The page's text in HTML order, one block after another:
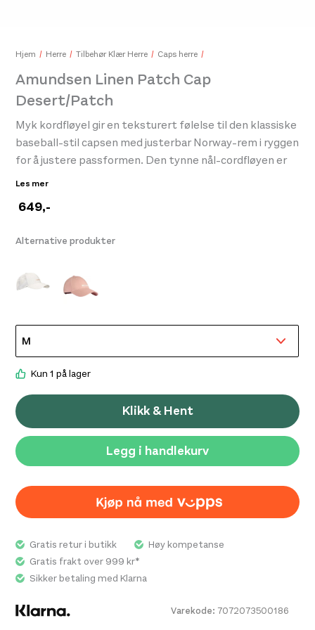
Amundsen Norgesreima Belt Norge
449,-
Hjem Herre Tilbehør Klær Herre Caps herre
Amundsen Linen Patch Cap
Desert/Patch
649,-
Myk kordfløyel gir en teksturert følelse til den klassiske
baseball-stil capsen med justerbar Norway-rem i ryggen
for å justere passformen. Den tynne nål-cordfløyen er
laget av 100% bomull.
Kun 1 på lager
Klikk & Hent
Legg i handlekurv
Varekode: 7072073500186
Alternative produkter
Les mer
Gratis retur i butikk
Høy kompetanse
Gratis frakt over 999 kr*
Sikker betaling med Klarna